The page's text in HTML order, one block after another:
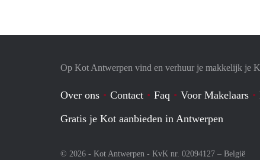
Op Kot Antwerpen vind en verhuur je makkelijk je
Over ons Contact Faq Voor Makelaars
Gratis je Kot aanbieden in Antwerpen
© 2026 - Kot Antwerpen - KvK nr. 02094127 – België